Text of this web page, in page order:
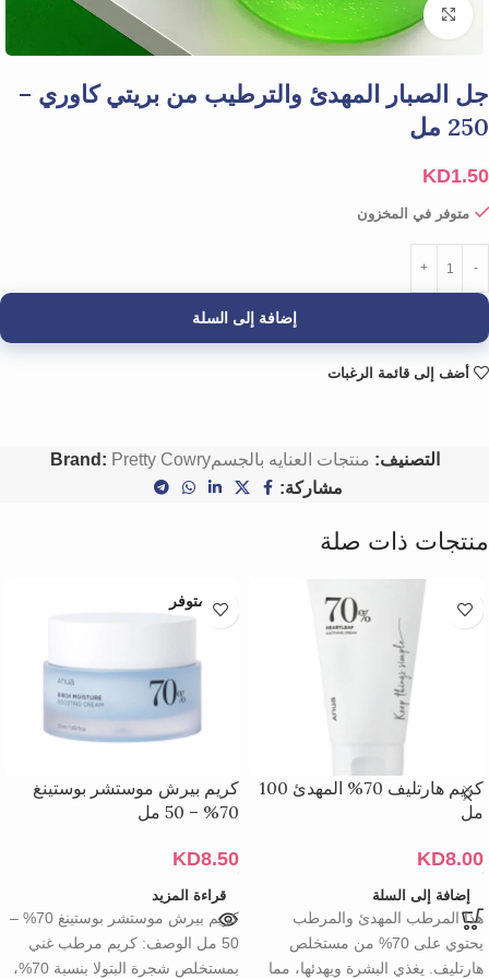
Click to enlarge
جل الصبار المهدئ والترطيب من بريتي كاوري –
250 مل
KD1.50
متوفر في المخزون
إضافة إلى السلة
أضف إلى قائمة الرغبات
التصنيف: منتجات العنايه بالجسم Brand: Pretty Cowry
مشاركة:
منتجات ذات صلة
كريم هارتليف 70% المهدئ 100
مل
KD8.00
إضافة إلى السلة
هذا المرطب المهدئ والمرطب
يحتوي على 70% من مستخلص
هارتليف. يغذي البشرة ويهدئها، مما
غير متوفر
كريم بيرش موستشر بوستينغ
70% – 50 مل
KD8.50
قراءة المزيد
كريم بيرش موستشر بوستينغ 70% –
50 مل الوصف: كريم مرطب غني
بمستخلص شجرة البتولا بنسبة 70%،